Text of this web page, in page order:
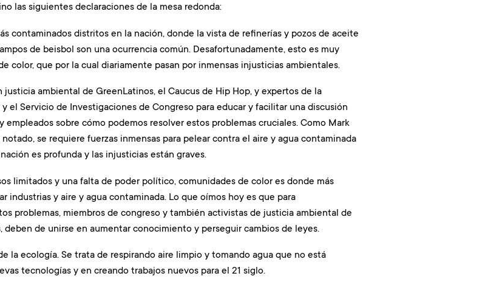
las siguientes declaraciones de la mesa redonda:
contaminados distritos en la nación, donde la vista de refinerías y pozos de aceite
de beisbol son una ocurrencia común. Desafortunadamente, esto es muy
color, que por la cual diariamente pasan por inmensas injusticias ambientales.
justicia ambiental de GreenLatinos, el Caucus de Hip Hop, y expertos de la
el Servicio de Investigaciones de Congreso para educar y facilitar una discusión
empleados sobre cómo podemos resolver estos problemas cruciales. Como Mark
se requiere fuerzas inmensas para pelear contra el aire y agua contaminada
es profunda y las injusticias están graves.
limitados y una falta de poder político, comunidades de color es donde más
industrias y aire y agua contaminada. Lo que oímos hoy es que para
problemas, miembros de congreso y también activistas de justicia ambiental de
deben de unirse en aumentar conocimiento y perseguir cambios de leyes.
la ecología. Se trata de respirando aire limpio y tomando agua que no está
tecnologías y en creando trabajos nuevos para el 21 siglo.